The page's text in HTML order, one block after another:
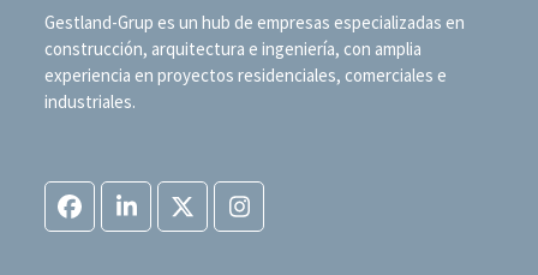
Gestland-Grup es un hub de empresas especializadas en
construcción, arquitectura e ingeniería, con amplia
experiencia en proyectos residenciales, comerciales e
industriales.
FacebookLinkedInTwitter
(deprecated)
Instagram